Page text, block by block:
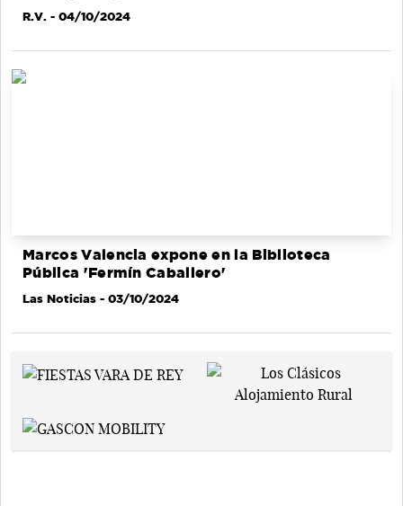
R.V. - 04/10/2024
Marcos Valencia expone en la Biblioteca
Pública 'Fermín Caballero'
Las Noticias - 03/10/2024